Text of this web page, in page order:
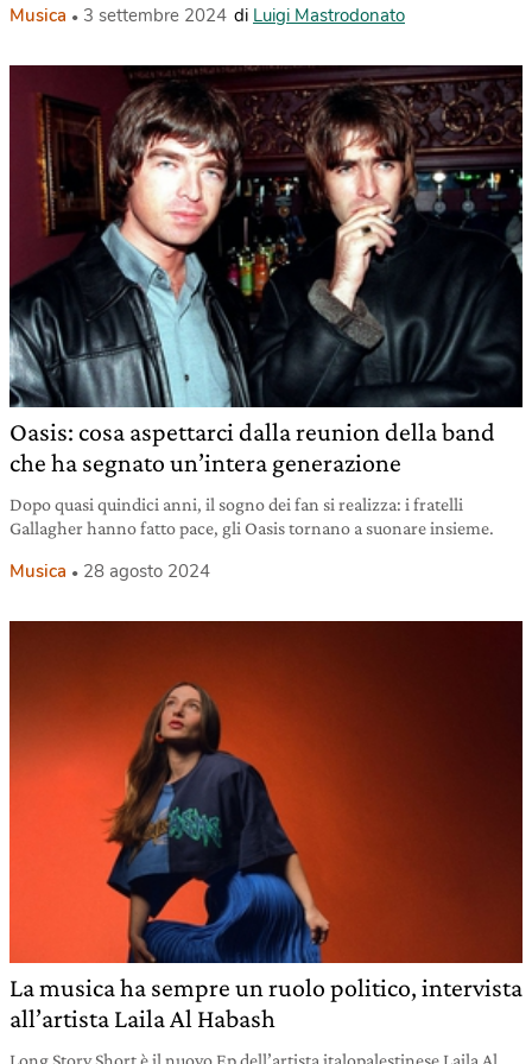
Musica 3 settembre 2024 di Luigi Mastrodonato
Oasis: cosa aspettarci dalla reunion della band
che ha segnato un’intera generazione
Dopo quasi quindici anni, il sogno dei fan si realizza: i fratelli
Gallagher hanno fatto pace, gli Oasis tornano a suonare insieme.
Musica 28 agosto 2024
La musica ha sempre un ruolo politico, intervista
all’artista Laila Al Habash
Long Story Short è il nuovo Ep dell’artista italopalestinese Laila Al